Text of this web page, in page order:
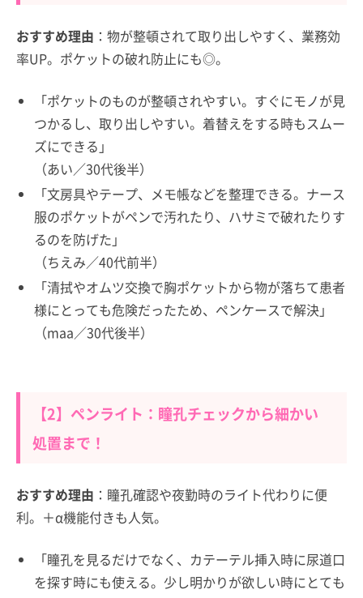
おすすめ理由 ：物が整頓されて取り出しやすく、業務効
率UP。ポケットの破れ防止にも◎。
「ポケットのものが整頓されやすい。すぐにモノが見
つかるし、取り出しやすい。着替えをする時もスムー
ズにできる」
（あい／30代後半）
「文房具やテープ、メモ帳などを整理できる。ナース
服のポケットがペンで汚れたり、ハサミで破れたりす
るのを防げた」
（ちえみ／40代前半）
「清拭やオムツ交換で胸ポケットから物が落ちて患者
様にとっても危険だったため、ペンケースで解決」
（maa／30代後半）
【2】ペンライト：瞳孔チェックから細かい
処置まで！
おすすめ理由 ：瞳孔確認や夜勤時のライト代わりに便
利。＋α機能付きも人気。
「瞳孔を見るだけでなく、カテーテル挿入時に尿道口
を探す時にも使える。少し明かりが欲しい時にとても